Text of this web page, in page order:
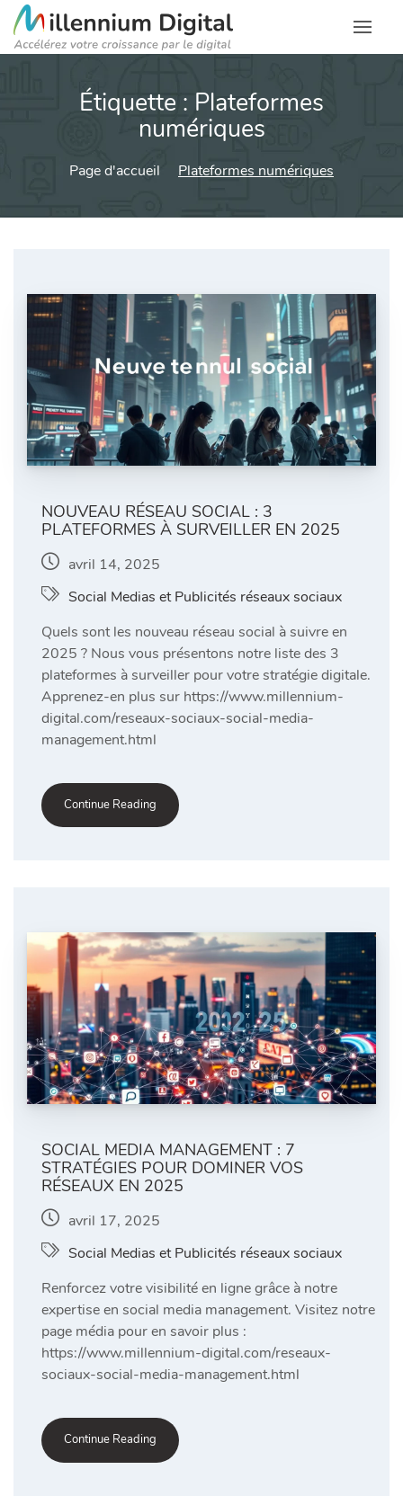
Étiquette : Plateformes
numériques
Page d'accueil Plateformes numériques
NOUVEAU RÉSEAU SOCIAL : 3
PLATEFORMES À SURVEILLER EN 2025
avril 14, 2025
Social Medias et Publicités réseaux sociaux
Quels sont les nouveau réseau social à suivre en
2025 ? Nous vous présentons notre liste des 3
plateformes à surveiller pour votre stratégie digitale.
Apprenez-en plus sur https://www.millennium-
digital.com/reseaux-sociaux-social-media-
management.html
Continue Reading
SOCIAL MEDIA MANAGEMENT : 7
STRATÉGIES POUR DOMINER VOS
RÉSEAUX EN 2025
avril 17, 2025
Social Medias et Publicités réseaux sociaux
Renforcez votre visibilité en ligne grâce à notre
expertise en social media management. Visitez notre
page média pour en savoir plus :
https://www.millennium-digital.com/reseaux-
sociaux-social-media-management.html
Continue Reading